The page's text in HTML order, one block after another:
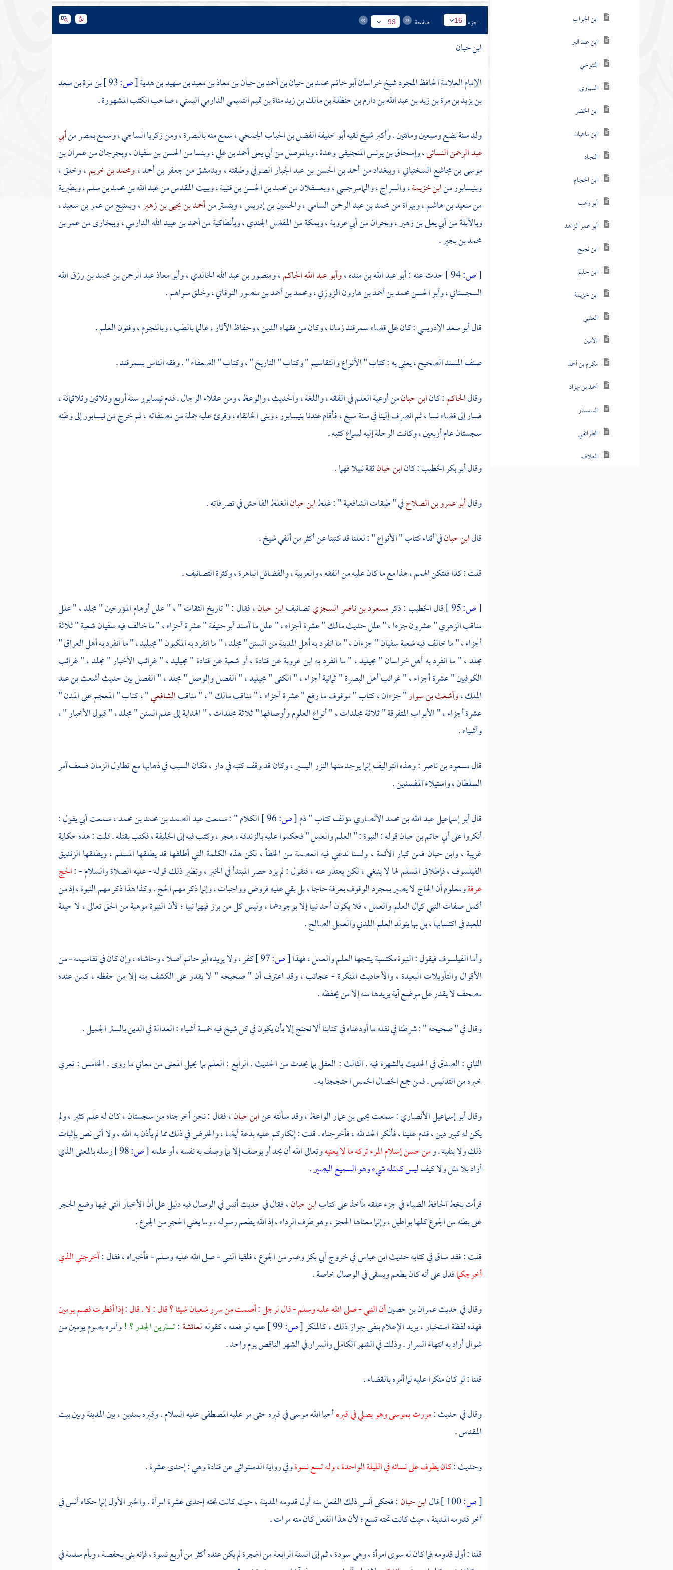
ابن الجراب
ابن عبد البر
التنوخي
السياري
ابن الخضر
ابن ماهيان
النجاد
ابن الحجام
أبو وهب
أبو عمر الزاهد
ابن نجيح
ابن حذلم
ابن خزيمة
العقبي
الأمين
مكرم بن أحمد
أحمد بن بهزاد
السمسار
الطرائفي
العلاف
جزء 16 صفحة 93
ابن حبان
الإمام العلامة الحافظ المجود شيخخراسانأبو حاتم محمد بن حبان بن أحمد بن حبان بن معاذ بن معبد بن سهيد بن هدية[ص:
بن مرة بن سعد
بن يزيد بن مرة بن زيد بن عبد الله بن دارم بن حنظلة بن مالك بن زيد مناة بن تميم التميمي الدارمي البستي ، صاحب الكتب المشهورة .
ولد سنة بضع وسبعين ومائتين . وأكبر شيخ لقيهأبو خليفة الفضل بن الحباب الجمحي، سمع منهبالبصرة، ومنزكريا الساجي، وسمعبمصرمنأبي
عبد الرحمن النسائي،وإسحاق بن يونس المنجنيقيوعدة ،وبالموصلمنأبي يعلى أحمد بن علي،وبنسامنالحسن بن سفيان،وبجرجانمنعمران بن
موسى بن مجاشع السختياني،وببغدادمنأحمد بن الحسن بن عبد الجبار الصوفيوطبقته ،وبدمشقمنجعفر بن أحمد،ومحمد بن خريم، وخلق ،
وبنيسابورمنابن خزيمة،والسراج،والماسرجسي،وبعسقلانمنمحمد بن الحسن بن قتيبة،وببيت المقدسمنعبد الله بن محمد بن سلم،وبطبرية
منسعيد بن هاشم،وبهراةمنمحمد بن عبد الرحمن السامي،والحسين بن إدريس،وبتسترمنأحمد بن يحيى بن زهير،وبمنبجمنعمر بن سعيد،
وبالأبلة منأبي يعلى بن زهير،وبحرانمنأبي عروبة،وبمكةمنالمفضل الجندي،وبأنطاكيةمنأحمد بن عبيد الله الدارمي،وببخارىمن عمر بن
محمد بن بجير.
[ص: حدث عنه :أبو عبد الله بن منده،وأبو عبد الله الحاكم،ومنصور بن عبد الله الخالدي،وأبو معاذ عبد الرحمن بن محمد بن رزق الله
السجستاني،وأبو الحسن محمد بن أحمد بن هارون الزوزني،ومحمد بن أحمد بن منصور النوقاتي، وخلق سواهم .
قالأبو سعد الإدريسي: كان على قضاءسمرقندزمانا ، وكان من فقهاء الدين ، وحفاظ الآثار ، عالما بالطب ، وبالنجوم ، وفنون العلم .
صنف المسند الصحيح ، يعني به : كتاب " الأنواع والتقاسيم " وكتاب " التاريخ " ، وكتاب " الضعفاء " . وفقه الناسبسمرقند.
وقالالحاكم: كانابن حبانمن أوعية العلم في الفقه ، واللغة ، والحديث ، والوعظ ، ومن عقلاء الرجال . قدمنيسابورسنة أربع وثلاثين وثلاثمائة ،
فسار إلى قضاءنسا، ثم انصرف إلينا في سنة سبع ، فأقام عندنابنيسابور، وبنى الخانقاه ، وقرئ عليه جملة من مصنفاته ، ثم خرج مننيسابورإلى وطنه
سجستانعام أربعين ، وكانت الرحلة إليه لسماع كتبه .
وقالأبو بكر الخطيب: كانابن حبانثقة نبيلا فهما .
وقالأبو عمرو بن الصلاحفي " طبقات الشافعية " : غلطابن حبانالغلط الفاحش في تصرفاته .
قالابن حبانفي أثناء كتاب " الأنواع " : لعلنا قد كتبنا عن أكثر من ألفي شيخ .
قلت : كذا فلتكن الهمم ، هذا مع ما كان عليه من الفقه ، والعربية ، والفضائل الباهرة ، وكثرة التصانيف .
[ص: قالالخطيب: ذكرمسعود بن ناصر السجزيتصانيفابن حبان، فقال : " تاريخ الثقات " ، " علل أوهام المؤرخين " مجلد ، " علل
مناقبالزهري" عشرون جزءا ، " علل حديث مالك " عشرة أجزاء ، " علل ما أسند أبو حنيفة " عشرة أجزاء ، " ما خالف فيهسفيانشعبة " ثلاثة
أجزاء ، " ما خالففيه شعبةسفيان" جزءان ، " ما انفرد به أهلالمدينةمن السنن " مجلد ، " ما انفرد به المكيون " مجيليد ، " ما انفرد به أهلالعراق"
مجلد ، " ما انفرد به أهلخراسان" مجيليد ، " ما انفرد بهابن عروبةعنقتادة، أوشعبةعنقتادة" مجيليد ، " غرائب الأخبار " مجلد ، " غرائب
الكوفيين " عشرة أجزاء ، " غرائب أهلالبصرة" ثمانية أجزاء ، " الكنى " مجيليد ، " الفصل والوصل " مجلد ، " الفصل بين حديثأشعث بن عبد
الملك،وأشعث بن سوار" جزءان ، كتاب " موقوف ما رفع " عشرة أجزاء ، " مناقبمالك" ، " مناقبالشافعي" ، كتاب " المعجم على المدن "
عشرة أجزاء ، " الأبواب المتفرقة " ثلاثة مجلدات ، " أنواع العلوم وأوصافها " ثلاثة مجلدات ، " الهداية إلى علم السنن " مجلد ، " قبول الأخبار " ،
وأشياء .
قالمسعود بن ناصر: وهذه التواليف إنما يوجد منها النزر اليسير ، وكان قد وقف كتبه في دار ، فكان السبب في ذهابها مع تطاول الزمان ضعف أمر
السلطان ، واستيلاء المفسدين .
قالأبو إسماعيل عبد الله بن محمد الأنصاريمؤلف كتاب " ذم[ص:96 ] الكلام " : سمعتعبد الصمد بن محمد بن محمد، سمعت أبي يقول :
أنكروا علىأبي حاتم بن حبانقوله : النبوة : " العلم والعمل " فحكموا عليه بالزندقة ، هجر ، وكتب فيه إلى الخليفة ، فكتب بقتله . قلت : هذه حكاية
غريبة ، وابن حبان فمن كبار الأئمة ، ولسنا ندعي فيه العصمة من الخطأ ، لكن هذه الكلمة التي أطلقها قد يطلقها المسلم ، ويطلقها الزنديق
الفيلسوف ، فإطلاق المسلم لها لا ينبغي ، لكن يعتذر عنه ، فنقول : لم يرد حصر المبتدأ في الخبر ، ونظير ذلك قوله - عليه الصلاة والسلام - :الحج
عرفةومعلوم أن الحاج لا يصير بمجرد الوقوف بعرفة حاجا ، بل بقي عليه فروض وواجبات ، وإنما ذكر مهم الحج . وكذا هذا ذكر مهم النبوة ، إذ من
أكمل صفات النبي كمال العلم والعمل ، فلا يكون أحد نبيا إلا بوجودهما ، وليس كل من برز فيهما نبيا ؛ لأن النبوة موهبة من الحق تعالى ، لا حيلة
للعبد في اكتسابها ، بل بها يتولد العلم اللدني والعمل الصالح .
وأما الفيلسوف فيقول : النبوة مكتسبة ينتجها العلم والعمل ، فهذا[ص: كفر ، ولا يريدهأبو حاتمأصلا ، وحاشاه ، وإن كان في تقاسيمه - من
الأقوال والتأويلات البعيدة ، والأحاديث المنكرة - عجائب ، وقد اعترف أن " صحيحه " لا يقدر على الكشف منه إلا من حفظه ، كمن عنده
مصحف لا يقدر على موضع آية يريدها منه إلا من يحفظه .
وقال في " صحيحه " : شرطنا في نقله ما أودعناه في كتابنا ألا نحتج إلا بأن يكون في كل شيخ فيه خمسة أشياء : العدالة في الدين بالستر الجميل .
الثاني : الصدق في الحديث بالشهرة فيه . الثالث : العقل بما يحدث من الحديث . الرابع : العلم بما يحيل المعنى من معاني ما روى . الخامس : تعري
خبره من التدليس . فمن جمع الخصال الخمس احتججنا به .
وقالأبو إسماعيل الأنصاري: سمعتيحيى بن عمار الواعظ، وقد سألته عنابن حبان، فقال : نحن أخرجناه منسجستان، كان له علم كثير ، ولم
يكن له كبير دين ، قدم علينا ، فأنكر الحد لله ، فأخرجناه . قلت : إنكاركم عليه بدعة أيضا ، والخوض في ذلك مما لم يأذن به الله ، ولا أتى نص بإثبات
ذلك ولا بنفيه . ومن حسن إسلام المرء تركه ما لا يعنيهوتعالى الله أن يحد أو يوصف إلا بما وصف به نفسه ، أو علمه[ص:
رسله بالمعنى الذي
أراد بلا مثل ولا كيفليس كمثله شيء وهو السميع البصير.
قرأت بخطالحافظ الضياءفي جزء علقه مآخذ على كتابابن حبان، فقال في حديثأنسفي الوصال فيه دليل على أن الأخبار التي فيها وضع الحجر
على بطنه من الجوع كلها بواطيل ، وإنما معناها الحجز ، وهو طرف الرداء ، إذ الله يطعم رسوله ، وما يغني الحجر من الجوع .
قلت : فقد ساق في كتابه حديثابن عباسفي خروجأبي بكروعمرمن الجوع ، فلقيا النبي - صلى الله عليه وسلم - فأخبراه ، فقال :أخرجني الذي
أخرجكمافدل على أنه كان يطعم ويسقى في الوصال خاصة .
وقال في حديثعمران بن حصينأن النبي - صلى الله عليه وسلم - قال لرجل : أصمت من سرر شعبان شيئا ؟ قال : لا . قال : إذا أفطرت فصم يومين
فهذه لفظة استخبار ، يريد الإعلام بنفي جواز ذلك ، كالمنكر[ص:99 ] عليه لو فعله ، كقولهلعائشة:تسترين الجدر ؟ !وأمره بصوم يومين من
شوال أراد به انتهاء السرار . وذلك في الشهر الكامل والسرار في الشهر الناقص يوم واحد .
قلنا : لو كان منكرا عليه لما أمره بالقضاء .
وقال في حديث :مررتبموسىوهو يصلي في قبرهأحيا اللهموسىفي قبره حتى مر عليه المصطفى عليه السلام . وقبرهبمدين، بينالمدينةوبينبيت
المقدس.
وحديث :كان يطوف على نسائه في الليلة الواحدة ، وله تسع نسوةوفي روايةالدستوائيعنقتادةوهي : إحدى عشرة .
[ص: قالابن حبان: فحكىأنسذلك الفعل منه أول قدومهالمدينة، حيث كانت تحته إحدى عشرة امرأة . والخبر الأول إنما حكاهأنسفي
آخر قدومهالمدينة، حيث كانت تحته تسع ؛ لأن هذا الفعل كان منه مرات .
قلنا : أول قدومه فما كان له سوى امرأة ، وهيسودة، ثم إلى السنة الرابعة من الهجرة لم يكن عنده أكثر من أربع نسوة ، فإنه بنىبحفصة،وبأم سلمةفي